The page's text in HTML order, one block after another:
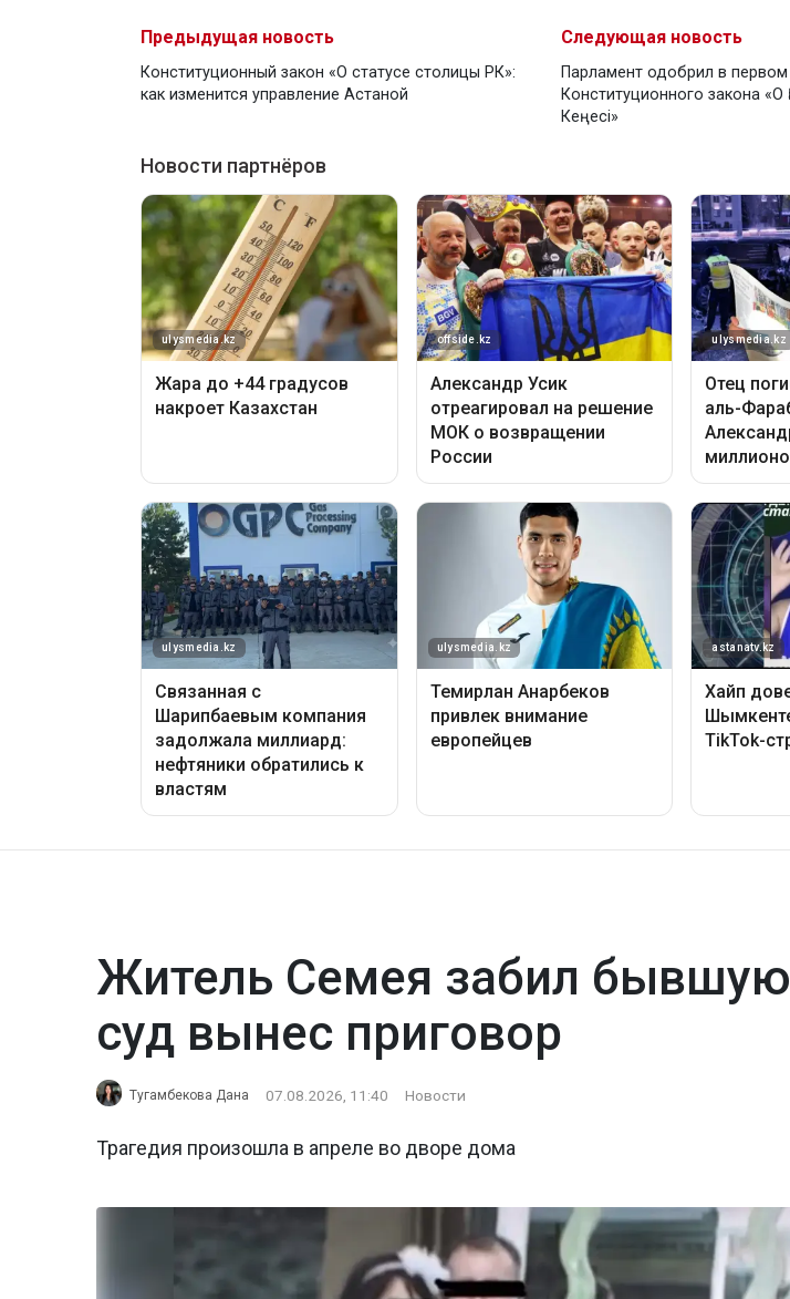
Предыдущая новость
Конституционный закон «О статусе столицы РК»:
как изменится управление Астаной
Следующая новость
Парламент одобрил в первом
Конституционного закона «О
Кеңесі»
Житель Семея забил
суд вынес приговор
Тугамбекова Дана 07.08.2026, 11:40 Новости
Трагедия произошла в апреле во дворе дома